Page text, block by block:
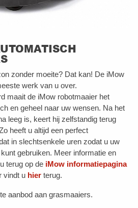
zonder moeite? Dat kan! De iMow
werk van u over.
maait de iMow robotmaaier het
en geheel naar uw wensen. Na het
leeg is, keert hij zelfstandig terug
heeft u altijd een perfect
in slechtsenkele uren zodat u uw
gebruiken. Meer informatie en
terug op de iMow informatiepagina
vindt u hier terug.
aanbod aan grasmaaiers.